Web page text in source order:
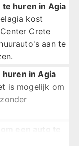
vooral
Vervoer uw
zonder volle
reis plannen
te huren in Agia
kost
Crete
aan te
huren in Agia
is mogelijk om
een auto te